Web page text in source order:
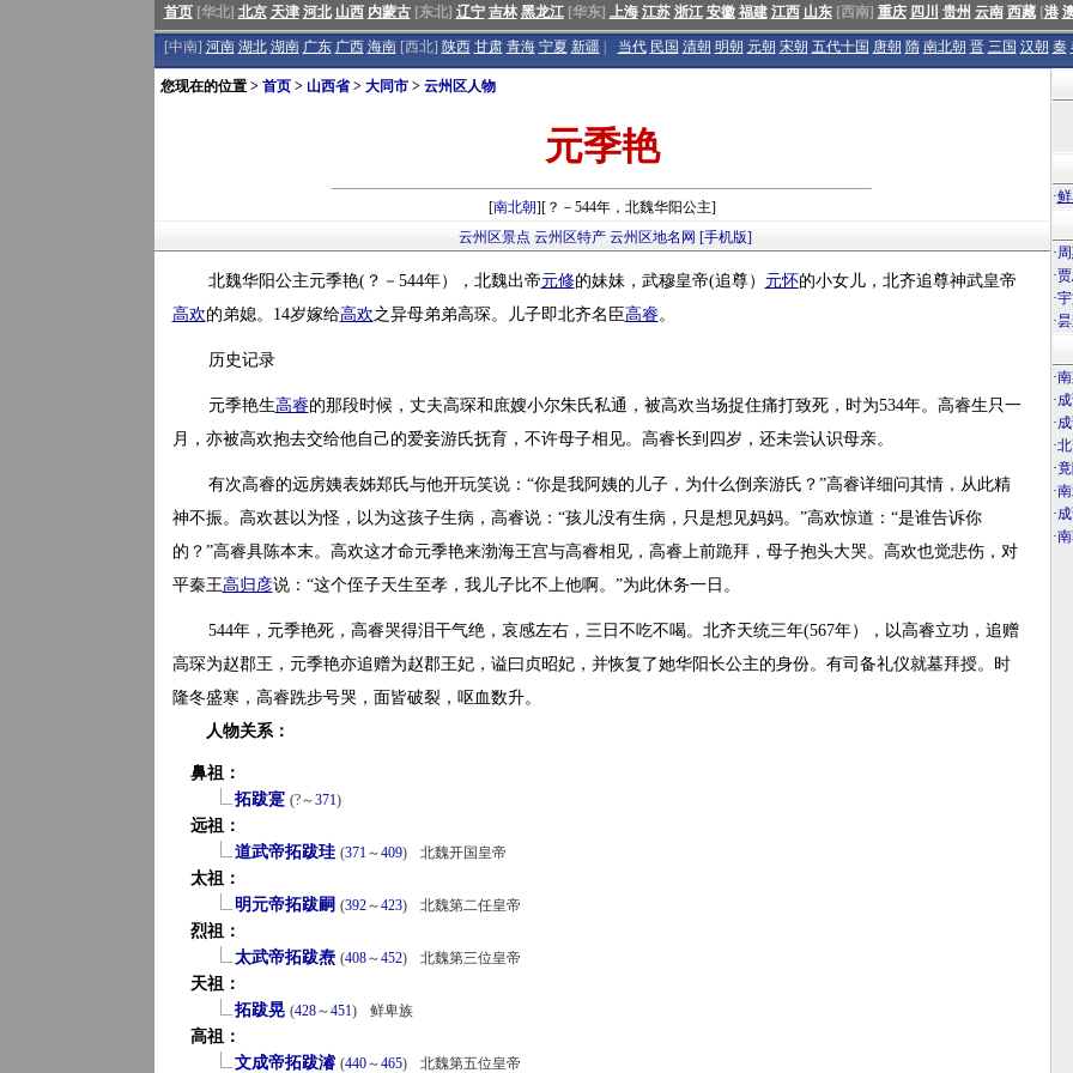
首页[华北] 北京 天津 河北 山西 内蒙古[东北] 辽宁 吉林 黑龙江[华东] 上海 江苏 浙江 安徽 福建 江西 山东[西南] 重庆 四川 贵州 云南 西藏[港
[中南] 河南 湖北 湖南 广东 广西 海南[西北] 陕西 甘肃 青海 宁夏 新疆 当代 民国 清朝 明朝 元朝 宋朝 五代十国 唐朝 隋 南北朝 晋 三国 汉朝 秦
您现在的位置 > 首页> 山西省> 大同市> 云州区人物
元季艳
[南北朝][？－544年，北魏华阳公主]
云州区景点 云州区特产 云州区地名网 [手机版]
北魏华阳公主元季艳(？－544年），北魏出帝元修的妹妹，武穆皇帝(追尊） 元怀的小女儿，北齐追尊神武皇帝
高欢的弟媳。14岁嫁给高欢之异母弟弟高琛。儿子即北齐名臣高睿。
历史记录
元季艳生高睿的那段时候，丈夫高琛和庶嫂小尔朱氏私通，被高欢当场捉住痛打致死，时为534年。高睿生只一
月，亦被高欢抱去交给他自己的爱妾游氏抚育，不许母子相见。高睿长到四岁，还未尝认识母亲。
有次高睿的远房姨表姊郑氏与他开玩笑说：“你是我阿姨的儿子，为什么倒亲游氏？”高睿详细问其情，从此精
神不振。高欢甚以为怪，以为这孩子生病，高睿说：“孩儿没有生病，只是想见妈妈。”高欢惊道：“是谁告诉你
的？”高睿具陈本末。高欢这才命元季艳来渤海王宫与高睿相见，高睿上前跪拜，母子抱头大哭。高欢也觉悲伤，对
平秦王高归彦说：“这个侄子天生至孝，我儿子比不上他啊。”为此休务一日。
544年，元季艳死，高睿哭得泪干气绝，哀感左右，三日不吃不喝。北齐天统三年(567年），以高睿立功，追赠
高琛为赵郡王，元季艳亦追赠为赵郡王妃，谥曰贞昭妃，并恢复了她华阳长公主的身份。有司备礼仪就墓拜授。时
隆冬盛寒，高睿跣步号哭，面皆破裂，呕血数升。
人物关系：
鼻祖：
拓跋寔 (?～371)
远祖：
道武帝拓跋珪 (371～409) 北魏开国皇帝
太祖：
明元帝拓跋嗣 (392～423) 北魏第二任皇帝
烈祖：
太武帝拓跋焘 (408～452) 北魏第三位皇帝
天祖：
拓跋晃 (428～451) 鲜卑族
高祖：
文成帝拓跋濬 (440～465) 北魏第五位皇帝
·
·
·
·
·
·
·
·
·
·
·
·
·